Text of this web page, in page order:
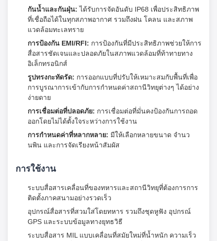
กันน้ำและกันฝุ่น: ได้รับการจัดอันดับ IP68 เพื่อประสิทธิภาพ
ที่เชื่อถือได้ในทุกสภาพอากาศ รวมถึงฝน โคลน และสภาพ
แวดล้อมทะเลทราย
การป้องกัน EMI/RFI: การป้องกันที่มีประสิทธิภาพช่วยให้การ
สื่อสารชัดเจนและปลอดภัยในสภาพแวดล้อมที่ท้าทายทาง
อิเล็กทรอนิกส์
รูปทรงกะทัดรัด: การออกแบบที่ปรับให้เหมาะสมกับพื้นที่เพื่อ
การบูรณาการเข้ากับการกำหนดค่าสถานีวิทยุต่างๆ ได้อย่าง
ง่ายดาย
การเชื่อมต่อที่ปลอดภัย: การเชื่อมต่อที่มั่นคงป้องกันการถอด
ออกโดยไม่ได้ตั้งใจระหว่างการใช้งาน
การกำหนดค่าที่หลากหลาย: มีให้เลือกหลายขนาด จำนว
นพิน และการจัดเรียงหน้าสัมผัส
การใช้งาน
ระบบสื่อสารเคลื่อนที่ของทหารและสถานีวิทยุที่ต้องการการ
ติดตั้งภาคสนามอย่างรวดเร็ว
อุปกรณ์สื่อสารที่สวมใส่โดยทหาร รวมถึงชุดหูฟัง อุปกรณ์
GPS และระบบข้อมูลทางยุทธวิธี
ระบบสื่อสาร MIL แบบเคลื่อนที่สมัยใหม่ที่น้ำหนัก ความเร็ว